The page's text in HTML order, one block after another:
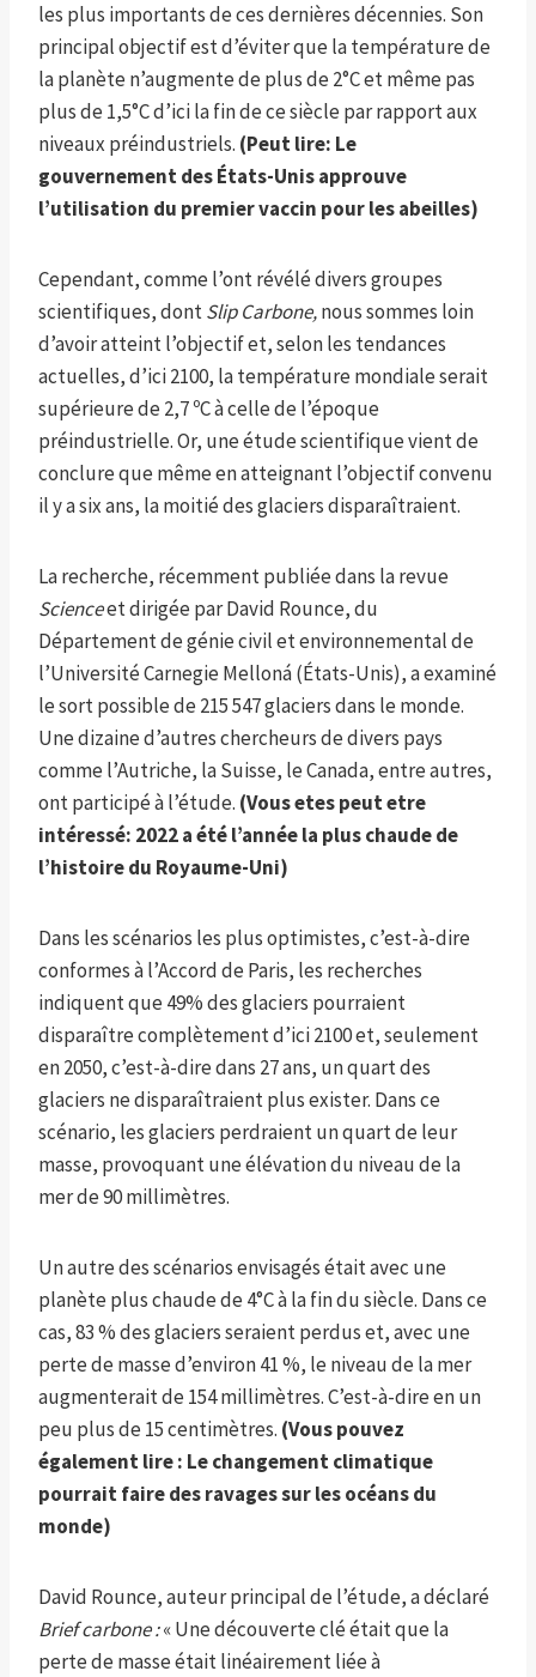
les plus importants de ces dernières décennies. Son
principal objectif est d’éviter que la température de
la planète n’augmente de plus de 2°C et même pas
plus de 1,5°C d’ici la fin de ce siècle par rapport aux
niveaux préindustriels. (Peut lire: Le
gouvernement des États-Unis approuve
l’utilisation du premier vaccin pour les abeilles)
Cependant, comme l’ont révélé divers groupes
scientifiques, dontSlip Carbone,nous sommes loin
d’avoir atteint l’objectif et, selon les tendances
actuelles, d’ici 2100, la température mondiale serait
supérieure de 2,7 ºC à celle de l’époque
préindustrielle. Or, une étude scientifique vient de
conclure que même en atteignant l’objectif convenu
il y a six ans, la moitié des glaciers disparaîtraient.
La recherche, récemment publiée dans la revue
Scienceet dirigée par David Rounce, du
Département de génie civil et environnemental de
l’Université Carnegie Melloná (États-Unis), a examiné
le sort possible de 215 547 glaciers dans le monde.
Une dizaine d’autres chercheurs de divers pays
comme l’Autriche, la Suisse, le Canada, entre autres,
ont participé à l’étude. (Vous etes peut etre
intéressé: 2022 a été l’année la plus chaude de
l’histoire du Royaume-Uni)
Dans les scénarios les plus optimistes, c’est-à-dire
conformes à l’Accord de Paris, les recherches
indiquent que 49% des glaciers pourraient
disparaître complètement d’ici 2100 et, seulement
en 2050, c’est-à-dire dans 27 ans, un quart des
glaciers ne disparaîtraient plus exister. Dans ce
scénario, les glaciers perdraient un quart de leur
masse, provoquant une élévation du niveau de la
mer de 90 millimètres.
Un autre des scénarios envisagés était avec une
planète plus chaude de 4°C à la fin du siècle. Dans ce
cas, 83 % des glaciers seraient perdus et, avec une
perte de masse d’environ 41 %, le niveau de la mer
augmenterait de 154 millimètres. C’est-à-dire en un
peu plus de 15 centimètres. (Vous pouvez
également lire : Le changement climatique
pourrait faire des ravages sur les océans du
monde)
David Rounce, auteur principal de l’étude, a déclaré
Brief carbone :« Une découverte clé était que la
perte de masse était linéairement liée à